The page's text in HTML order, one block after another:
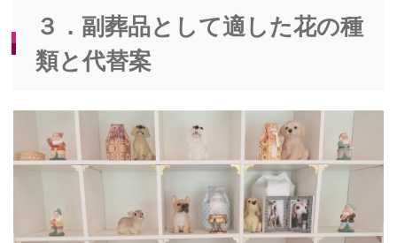
３．副葬品として適した花の種
類と代替案